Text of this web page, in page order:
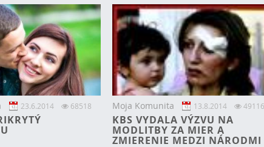
23.6.2014 68518 Moja Komunita 13.8.2014
KBS VYDALA VÝZVU NA
MODLITBY ZA MIER A
ZMIERENIE MEDZI NÁRODMI